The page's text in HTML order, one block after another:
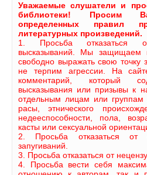
Уважаемые слушатели и
библиотеки! Просим
определенных правил
литературных произведений.
1. Просьба отказаться
высказываний. Мы защищаем
свободно выражать свою
не терпим агрессии. На
комментарий, который
высказывания или призывы к
отдельным лицам или
расы, этнического
недееспособности, пола,
касты или сексуальной
2. Просьба отказаться от
запугиваний.
3. Просьба отказаться от
4. Просьба вести себя